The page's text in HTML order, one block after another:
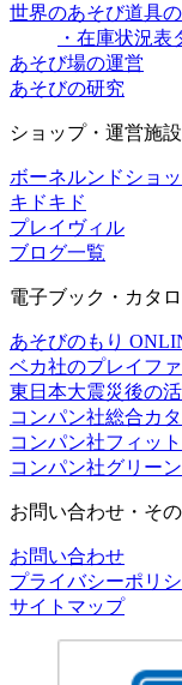
世界のあそび道具
・在庫状況表
あそび場の運営
あそびの研究
ショップ・運営施設
ボーネルンドショ
キドキド
プレイヴィル
ブログ一覧
電子ブック・カタ
あそびのもり
ベカ社のプレイフ
東日本大震災後の
コンパン社総合カ
コンパン社フィッ
コンパン社グリー
お問い合わせ・そ
お問い合わせ
プライバシーポリ
サイトマップ